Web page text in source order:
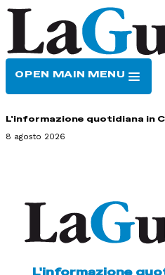
OPEN MAIN MENU
L'informazione quotidiana in
8 agosto 2026
L'informazione